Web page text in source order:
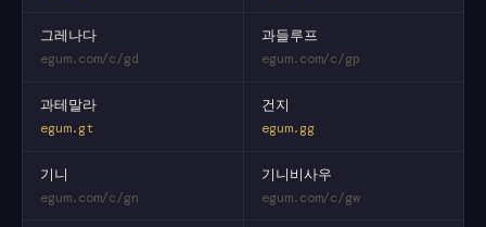
그레나다
egum.com/c/gd
과들루프
egum.com/c/gp
과테말라
egum.gt
건지
egum.gg
기니
egum.com/c/gn
기니비사우
egum.com/c/gw